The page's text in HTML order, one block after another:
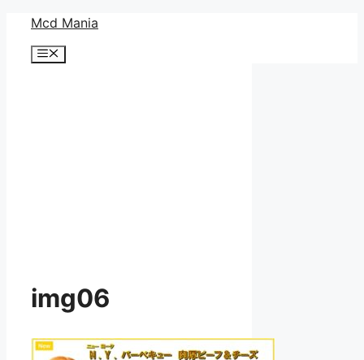
Mcd Mania
メ
img06